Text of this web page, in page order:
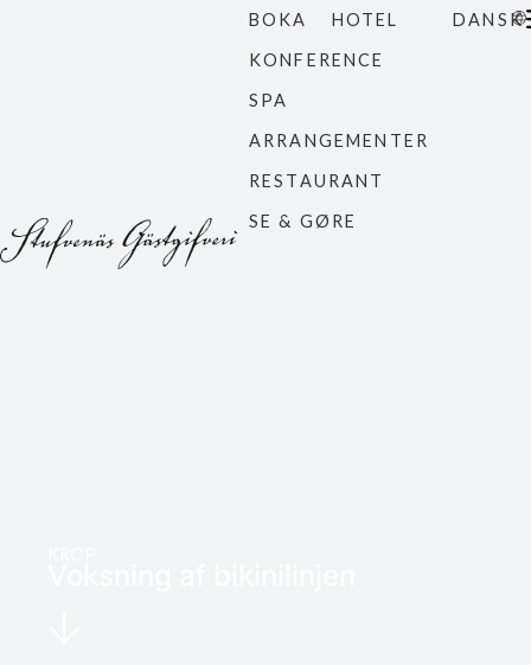
BOKA
HOTEL
KONFERENCE
SPA
ARRANGEMENTER
RESTAURANT
SE & GØRE
DANSK